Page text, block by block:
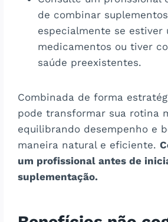
de combinar
especialmente se estiver
medicamentos ou tiver
saúde preexistentes.
Combinada de forma
pode transformar sua rotina
equilibrando desempenho e
maneira natural e eficiente.
um profissional antes de
suplementação.